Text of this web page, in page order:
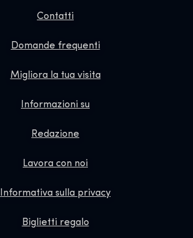
Contatti
Domande frequenti
Migliora la tua visita
Informazioni su
Redazione
Lavora con noi
Informativa sulla privacy
Biglietti regalo